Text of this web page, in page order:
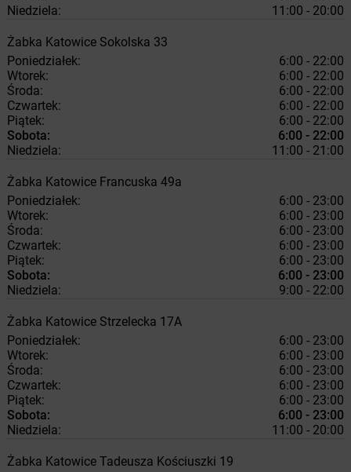
Niedziela:
11:00 - 20:00
Żabka Katowice Sokolska 33
Poniedziałek:
6:00 - 22:00
Wtorek:
6:00 - 22:00
Środa:
6:00 - 22:00
Czwartek:
6:00 - 22:00
Piątek:
6:00 - 22:00
Sobota:
6:00 - 22:00
Niedziela:
11:00 - 21:00
Żabka Katowice Francuska 49a
Poniedziałek:
6:00 - 23:00
Wtorek:
6:00 - 23:00
Środa:
6:00 - 23:00
Czwartek:
6:00 - 23:00
Piątek:
6:00 - 23:00
Sobota:
6:00 - 23:00
Niedziela:
9:00 - 22:00
Żabka Katowice Strzelecka 17A
Poniedziałek:
6:00 - 23:00
Wtorek:
6:00 - 23:00
Środa:
6:00 - 23:00
Czwartek:
6:00 - 23:00
Piątek:
6:00 - 23:00
Sobota:
6:00 - 23:00
Niedziela:
11:00 - 20:00
Żabka Katowice Tadeusza Kościuszki 19